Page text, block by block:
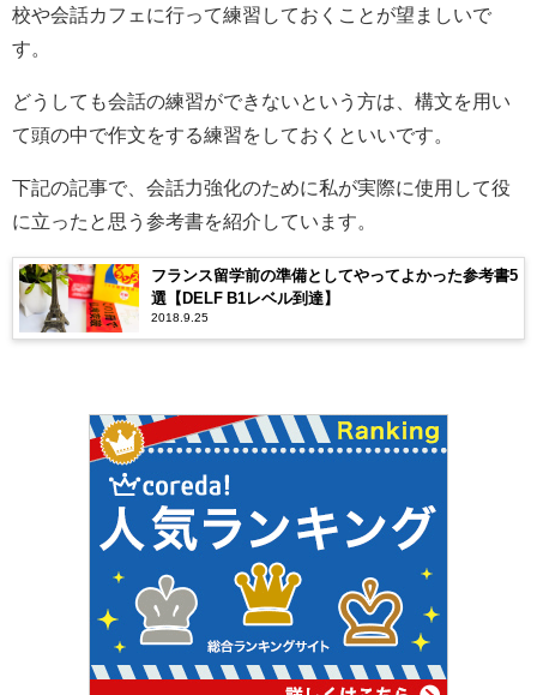
校や会話カフェに行って練習しておくことが望ましいで
す。
どうしても会話の練習ができないという方は、構文を用い
て頭の中で作文をする練習をしておくといいです。
下記の記事で、会話力強化のために私が実際に使用して役
に立ったと思う参考書を紹介しています。
フランス留学前の準備としてやってよかった参考書5
選【DELF B1レベル到達】
2018.9.25